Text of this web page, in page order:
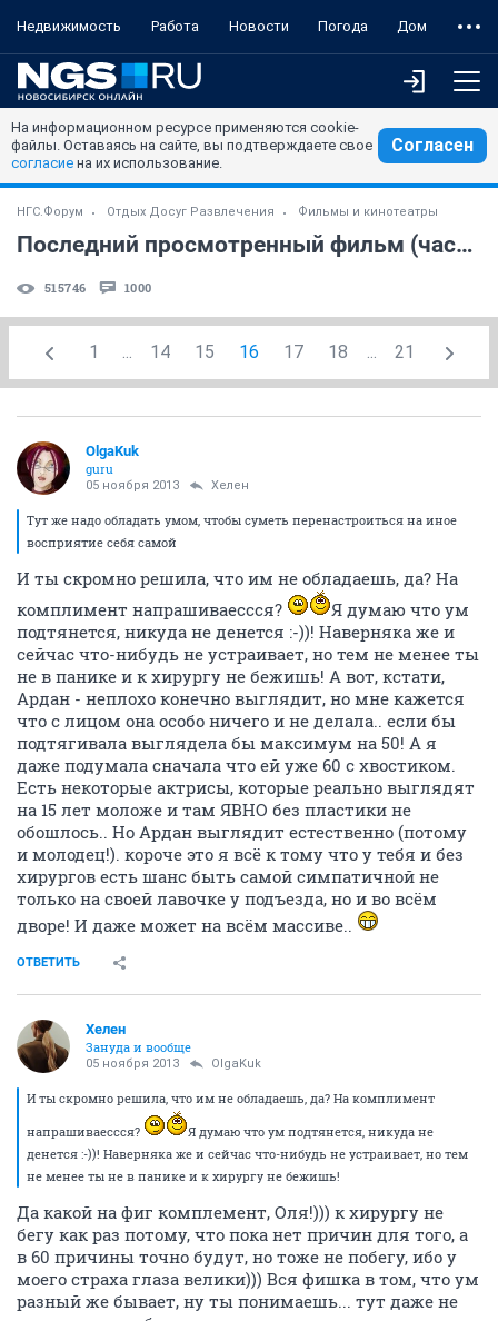
Недвижимость Работа Новости Погода Дом
На информационном ресурсе применяются cookie-
файлы. Оставаясь на сайте, вы подтверждаете свое
согласие на их использование.
Согласен
НГС.Форум Отдых Досуг Развлечения Фильмы и кинотеатры
Последний просмотренный фильм (часть 4)
515746 1000
1 ... 14 15 16 17 18 ... 21
OlgaKuk
guru
05 ноября 2013 Хелен
Тут же надо обладать умом, чтобы суметь перенастроиться на иное
восприятие себя самой
И ты скромно решила, что им не обладаешь, да? На
комплимент напрашиваессся?
Я думаю что ум
подтянется, никуда не денется :-))! Наверняка же и
сейчас что-нибудь не устраивает, но тем не менее ты
не в панике и к хирургу не бежишь! А вот, кстати,
Ардан - неплохо конечно выглядит, но мне кажется
что с лицом она особо ничего и не делала.. если бы
подтягивала выглядела бы максимум на 50! А я
даже подумала сначала что ей уже 60 с хвостиком.
Есть некоторые актрисы, которые реально выглядят
на 15 лет моложе и там ЯВНО без пластики не
обошлось.. Но Ардан выглядит естественно (потому
и молодец!). короче это я всё к тому что у тебя и без
хирургов есть шанс быть самой симпатичной не
только на своей лавочке у подъезда, но и во всём
дворе! И даже может на всём массиве..
ОТВЕТИТЬ
Хелен
Зануда и вообще
05 ноября 2013 OlgaKuk
И ты скромно решила, что им не обладаешь, да? На комплимент
напрашиваессся?
Я думаю что ум подтянется, никуда не
денется :-))! Наверняка же и сейчас что-нибудь не устраивает, но тем
не менее ты не в панике и к хирургу не бежишь!
Да какой на фиг комплемент, Оля!))) к хирургу не
бегу как раз потому, что пока нет причин для того, а
в 60 причины точно будут, но тоже не побегу, ибо у
моего страха глаза велики))) Вся фишка в том, что ум
разный же бывает, ну ты понимаешь... тут даже не